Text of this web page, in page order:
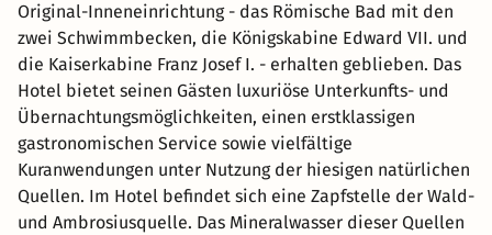
Original-Inneneinrichtung - das Römische Bad mit den
zwei Schwimmbecken, die Königskabine Edward VII. und
die Kaiserkabine Franz Josef I. - erhalten geblieben. Das
Hotel bietet seinen Gästen luxuriöse Unterkunfts- und
Übernachtungsmöglichkeiten, einen erstklassigen
gastronomischen Service sowie vielfältige
Kuranwendungen unter Nutzung der hiesigen natürlichen
Quellen. Im Hotel befindet sich eine Zapfstelle der Wald-
und Ambrosiusquelle. Das Mineralwasser dieser Quellen